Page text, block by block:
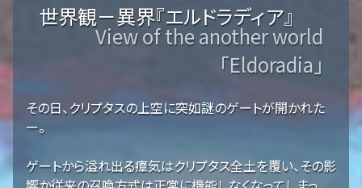
世界観－異界『エルドラディア』
View of the another world
「Eldoradia」
その日、クリプタスの上空に突如謎のゲートが開かれた
ー。
ゲートから溢れ出る瘴気はクリプタス全土を覆い、その影